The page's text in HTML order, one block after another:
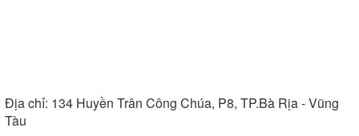
Địa chỉ: 134 Huyền Trân Công Chúa, P8, TP.Bà Rịa - Vũng
Tàu